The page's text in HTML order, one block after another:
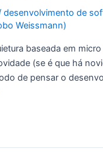
desenvolvimento de
Weissmann)
baseada em
(se é que há
de pensar o